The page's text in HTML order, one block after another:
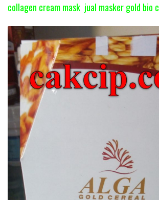
collagen cream mask jual masker gold bio